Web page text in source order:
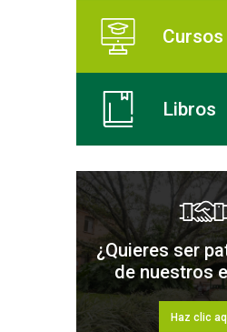
Cursos
Libros
¿Quieres ser
de nuestros
Haz clic